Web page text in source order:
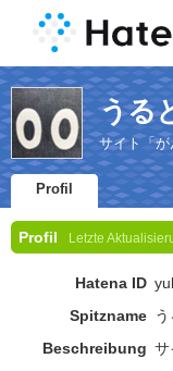
うる
サイト「
Profil
Profil Letzte
Hatena ID
Spitzname
Beschreibung サ